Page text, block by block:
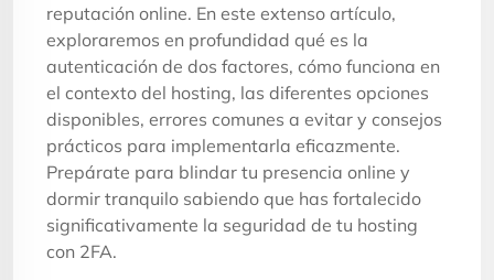
reputación online. En este extenso artículo,
exploraremos en profundidad qué es la
autenticación de dos factores, cómo funciona en
el contexto del hosting, las diferentes opciones
disponibles, errores comunes a evitar y consejos
prácticos para implementarla eficazmente.
Prepárate para blindar tu presencia online y
dormir tranquilo sabiendo que has fortalecido
significativamente la seguridad de tu hosting
con 2FA.